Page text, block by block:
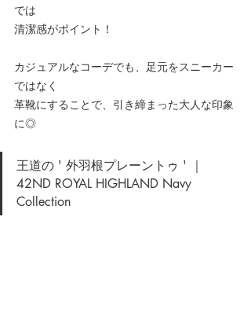
では
清潔感がポイント！
カジュアルなコーデでも、足元をスニーカー
ではなく
革靴にすることで、引き締まった大人な印象
に◎
王道の ' 外羽根プレーントゥ ' ｜
42ND ROYAL HIGHLAND Navy
Collection